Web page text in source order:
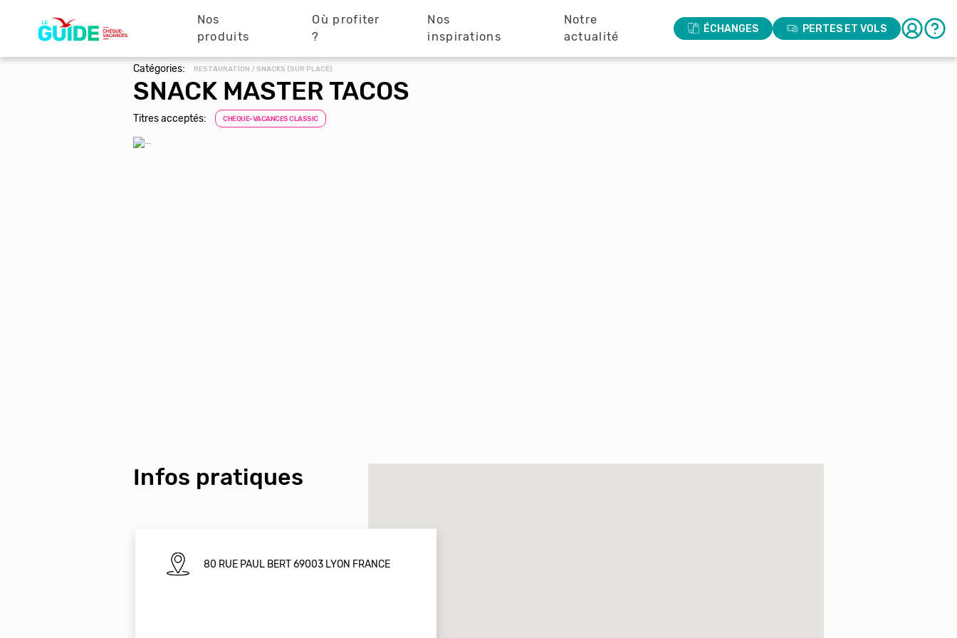
principale
Nos
produits
Où profiter
?
Nos
inspirations
Notre
actualité
ÉCHANGES PERTES ET VOLS
Catégories: RESTAURATION / SNACKS (SUR PLACE)
SNACK MASTER TACOS
Titres acceptés: CHEQUE-VACANCES CLASSIC
Infos pratiques
80 RUE PAUL BERT 69003 LYON FRANCE